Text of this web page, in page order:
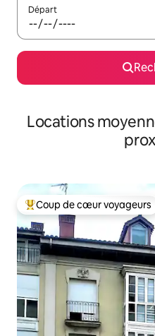
Départ
Locations
Coups de cœur voyageurs
Coup de cœur voyageurs